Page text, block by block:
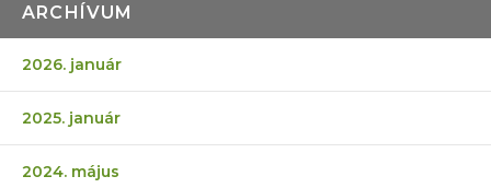
ARCHÍVUM
2026. január
2025. január
2024. május